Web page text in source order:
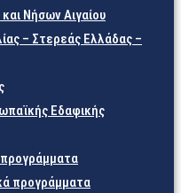
Νήσων Αιγαίου
– Στερεάς Ελλάδας –
Εδαφικής
προγράμματα